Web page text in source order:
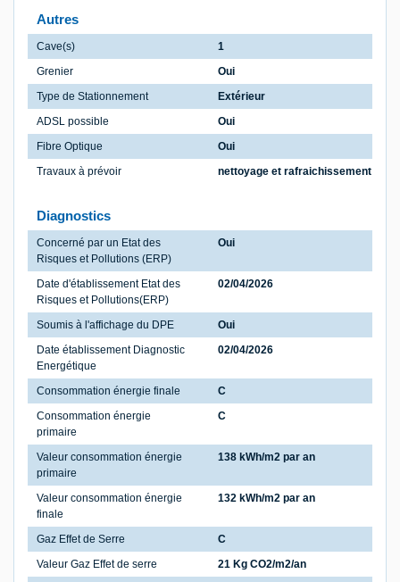
Autres
Cave(s)
1
Grenier
Oui
Type de Stationnement
Extérieur
ADSL possible
Oui
Fibre Optique
Oui
Travaux à prévoir
nettoyage et rafraichissement
Diagnostics
Concerné par un Etat des
Risques et Pollutions (ERP)
Oui
Date d'établissement Etat des
Risques et Pollutions(ERP)
02/04/2026
Soumis à l'affichage du DPE
Oui
Date établissement Diagnostic
Energétique
02/04/2026
Consommation énergie finale
C
Consommation énergie
primaire
C
Valeur consommation énergie
primaire
138 kWh/m2 par an
Valeur consommation énergie
finale
132 kWh/m2 par an
Gaz Effet de Serre
C
Valeur Gaz Effet de serre
21 Kg CO2/m2/an